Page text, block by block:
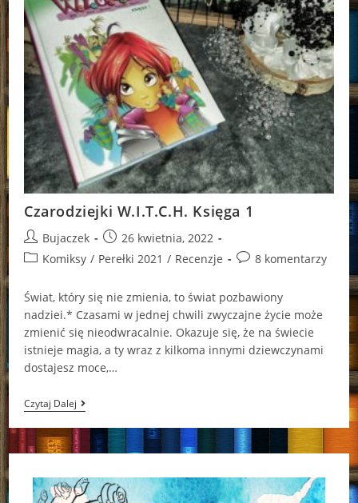
Czarodziejki W.I.T.C.H. Księga 1
Post
author:
Bujaczek
Post
published:
26 kwietnia, 2022
PostKomiksy / Perełki 2021 / Recenzje
Post8 komentarzy
Świat, który się nie zmienia, to świat pozbawiony
nadziei.* Czasami w jednej chwili zwyczajne życie może
zmienić się nieodwracalnie. Okazuje się, że na świecie
istnieje magia, a ty wraz z kilkoma innymi dziewczynami
dostajesz moce,…
Czytaj DalejCzarodziejki
W.I.T.C.H.
Księga
1